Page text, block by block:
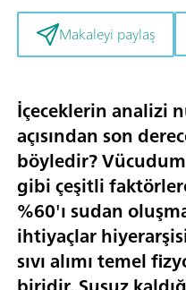
Makaleyi paylaş
İçeceklerin analizi
açısından son
böyledir?
gibi çeşitli
%60'ı sudan
ihtiyaçlar
sıvı alımı temel